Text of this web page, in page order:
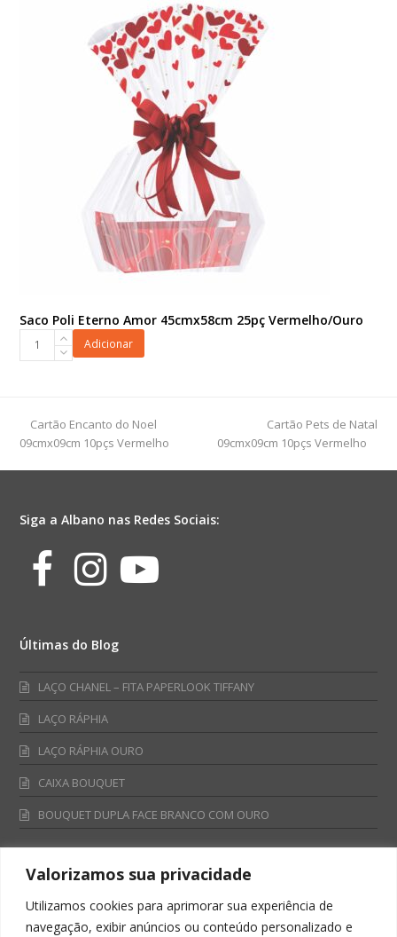
Valorizamos sua privacidade
Utilizamos cookies para aprimorar sua experiência de
navegação, exibir anúncios ou conteúdo personalizado e
Saco Poli Eterno Amor 45cmx58cm 25pç Vermelho/Ouro
Saco
25pç
Vermelho/Ouro
quantidade
Adicionar
previous
post:
Cartão Encanto do Noel
09cmx09cm 10pçs Vermelho
next
post:
Cartão Pets de Natal
09cmx09cm 10pçs Vermelho
Siga a Albano nas Redes Sociais:
Facebook
Instagram
Youtube
Últimas do Blog
LAÇO CHANEL – FITA PAPERLOOK TIFFANY
LAÇO RÁPHIA
LAÇO RÁPHIA OURO
CAIXA BOUQUET
BOUQUET DUPLA FACE BRANCO COM OURO
Fale Conosco